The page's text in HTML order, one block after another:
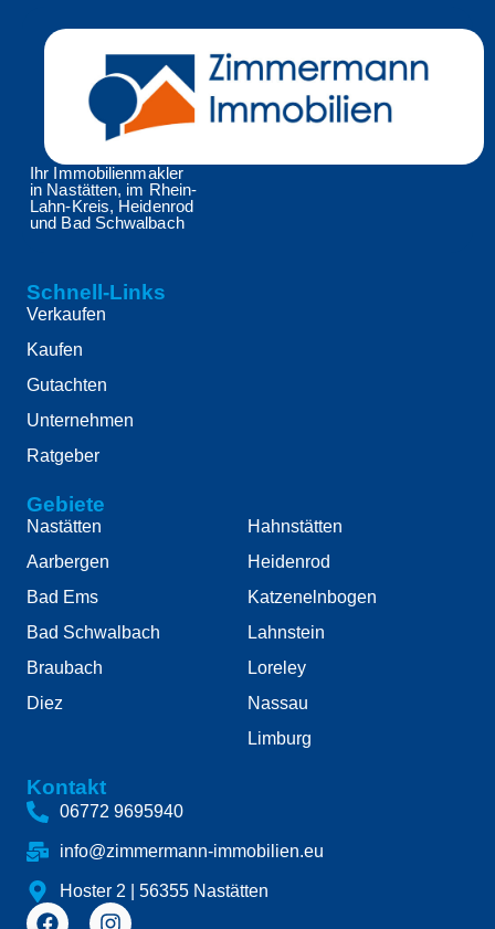
Ihr Immobilienmakler
in Nastätten, im Rhein-
Lahn-Kreis, Heidenrod
und Bad Schwalbach
Schnell-Links
Verkaufen
Kaufen
Gutachten
Unternehmen
Ratgeber
Gebiete
Nastätten
Aarbergen
Bad Ems
Bad Schwalbach
Braubach
Diez
Hahnstätten
Heidenrod
Katzenelnbogen
Lahnstein
Loreley
Nassau
Limburg
Kontakt
06772 9695940
info@zimmermann-immobilien.eu
Hoster 2 | 56355 Nastätten